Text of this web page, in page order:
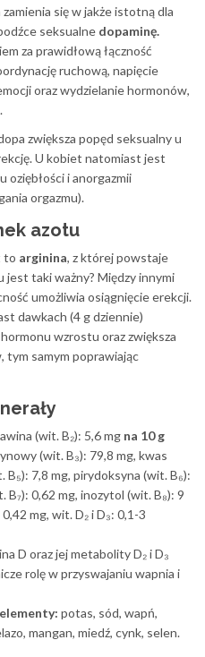
się w jakże istotną dla
seksualne dopaminę.
za prawidłową łączność
ruchową, napięcie
oraz wydzielanie hormonów,
zwiększa popęd seksualny u
U kobiet natomiast jest
oziębłości i anorgazmii
orgazmu).
azotu
to arginina, z której powstaje
jest taki ważny? Między innymi
umożliwia osiągnięcie erekcji.
dawkach (4 g dziennie)
wzrostu oraz zwiększa
tym samym poprawiając
(wit. B₂): 5,6 mg na 10 g
(wit. B₃): 79,8 mg, kwas
7,8 mg, pirydoksyna (wit. B₆):
B₇): 0,62 mg, inozytol (wit. B₈): 9
mg, wit. D₂ i D₃: 0,1-3
D oraz jej metabolity D₂ i D₃
rolę w przyswajaniu wapnia i
potas, sód, wapń,
mangan, miedź, cynk, selen.